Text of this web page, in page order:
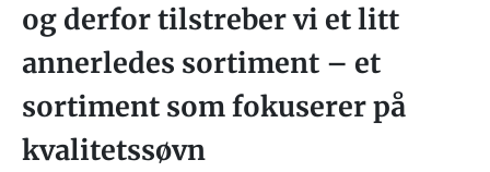
og derfor tilstreber vi et litt
annerledes sortiment – et
sortiment som fokuserer på
kvalitetssøvn